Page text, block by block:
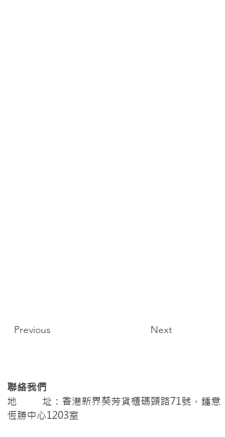
Previous Next
聯絡我們
地 址：香港新界葵芳貨櫃碼頭路71號，鍾意
恆勝中心1203室